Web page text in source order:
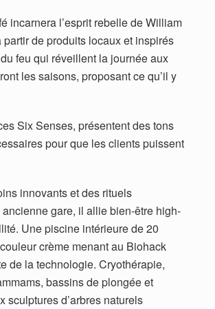
incarnera l’esprit rebelle de William
de produits locaux et inspirés
feu qui réveillent la journée aux
les saisons, proposant ce qu’il y
Six Senses, présentent des tons
pour que les clients puissent
innovants et des rituels
gare, il allie bien-être high-
Une piscine intérieure de 20
crème menant au Biohack
de la technologie. Cryothérapie,
bassins de plongée et
sculptures d’arbres naturels